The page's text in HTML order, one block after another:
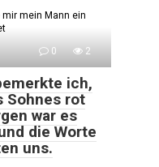
mein Mann ein
0 2
ich,
Sohnes rot
war es
die Worte
uns.